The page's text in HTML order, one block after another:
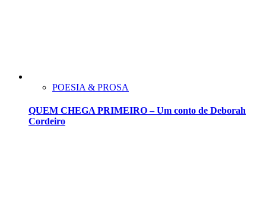
POESIA & PROSA
QUEM CHEGA PRIMEIRO – Um conto de Deborah
Cordeiro